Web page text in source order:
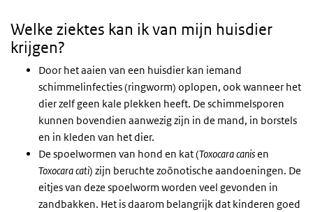
Welke ziektes kan ik van mijn huisdier
krijgen?
Door het aaien van een huisdier kan iemand
schimmelinfecties (ringworm) oplopen, ook wanneer het
dier zelf geen kale plekken heeft. De schimmelsporen
kunnen bovendien aanwezig zijn in de mand, in borstels
en in kleden van het dier.
De spoelwormen van hond en kat (Toxocara canisen
Toxocara cati) zijn beruchte zoönotische aandoeningen. De
eitjes van deze spoelworm worden veel gevonden in
zandbakken. Het is daarom belangrijk dat kinderen goed